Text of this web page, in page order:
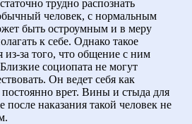
трудно распознать
человек, с нормальным
быть остроумным и в меру
к себе. Однако такое
из-за того, что общение с ним
социопата не могут
Он ведет себя как
врет. Вины и стыда для
после наказания такой человек не